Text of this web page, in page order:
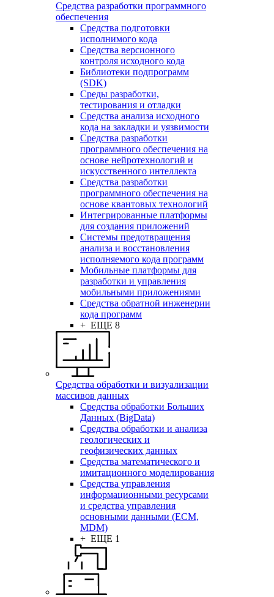
Средства разработки программного
обеспечения
Средства подготовки
исполнимого кода
Средства версионного
контроля исходного кода
Библиотеки подпрограмм
(SDK)
Среды разработки,
тестирования и отладки
Средства анализа исходного
кода на закладки и уязвимости
Средства разработки
программного обеспечения на
основе нейротехнологий и
искусственного интеллекта
Средства разработки
программного обеспечения на
основе квантовых технологий
Интегрированные платформы
для создания приложений
Системы предотвращения
анализа и восстановления
исполняемого кода программ
Мобильные платформы для
разработки и управления
мобильными приложениями
Средства обратной инженерии
кода программ
+ ЕЩЕ 8
Средства обработки и визуализации
массивов данных
Средства обработки Больших
Данных (BigData)
Средства обработки и анализа
геологических и
геофизических данных
Средства математического и
имитационного моделирования
Средства управления
информационными ресурсами
и средства управления
основными данными (ECM,
MDM)
+ ЕЩЕ 1